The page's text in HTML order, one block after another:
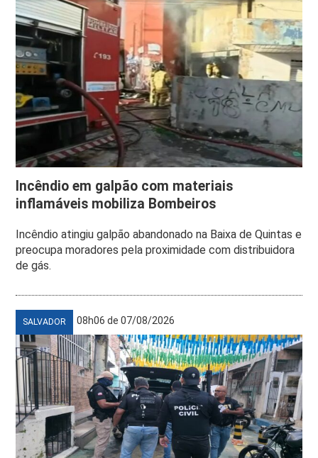
Incêndio em galpão com materiais
inflamáveis mobiliza Bombeiros
Incêndio atingiu galpão abandonado na Baixa de Quintas e
preocupa moradores pela proximidade com distribuidora
de gás.
SALVADOR 08h06 de 07/08/2026